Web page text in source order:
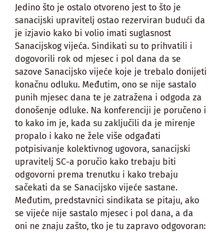
Jedino što je ostalo otvoreno jest to što je
sanacijski upravitelj ostao rezerviran budući da
je izjavio kako bi volio imati suglasnost
Sanacijskog vijeća. Sindikati su to prihvatili i
dogovorili rok od mjesec i pol dana da se
sazove Sanacijsko vijeće koje je trebalo donijeti
konačnu odluku. Međutim, ono se nije sastalo
punih mjesec dana te je zatražena i odgoda za
donošenje odluke. Na konferenciji je poručeno i
to kako im je, kada su zaključili da je mirenje
propalo i kako ne žele više odgađati
potpisivanje kolektivnog ugovora, sanacijski
upravitelj SC-a poručio kako trebaju biti
odgovorni prema trenutku i kako trebaju
sačekati da se Sanacijsko vijeće sastane.
Međutim, predstavnici sindikata se pitaju, ako
se vijeće nije sastalo mjesec i pol dana, a da
oni ne znaju zašto, tko je tu zapravo odgovoran: